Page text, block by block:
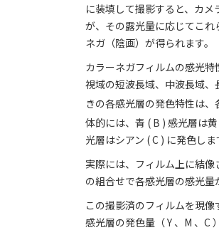
に装填して撮影すると、カ
が、その露光量に応じてこ
ネガ（陰画）が得られます。
カラーネガフィルムの感光
視域の短波長域、中波長域
きの各感光層の発色特性は
体的には、青 ( B ) 感光層は
光層はシアン ( C ) に発色しま
実際には、フィルム上に結
の組合せで各感光層の感光量
この撮影済のフィルムを現
感光層の発色量（ Y 、M 、C